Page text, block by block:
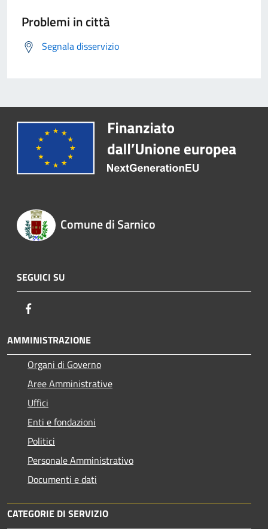
Problemi in città
Segnala disservizio
Comune di Sarnico
SEGUICI SU
AMMINISTRAZIONE
Organi di Governo
Aree Amministrative
Uffici
Enti e fondazioni
Politici
Personale Amministrativo
Documenti e dati
CATEGORIE DI SERVIZIO